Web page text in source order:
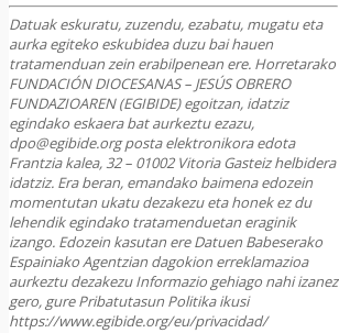
Datuak eskuratu, zuzendu, ezabatu, mugatu eta
aurka egiteko eskubidea duzu bai hauen
tratamenduan zein erabilpenean ere. Horretarako
FUNDACIÓN DIOCESANAS – JESÚS OBRERO
FUNDAZIOAREN (EGIBIDE) egoitzan, idatziz
egindako eskaera bat aurkeztu ezazu,
dpo@egibide.org posta elektronikora edota
Frantzia kalea, 32 – 01002 Vitoria Gasteiz helbidera
idatziz. Era beran, emandako baimena edozein
momentutan ukatu dezakezu eta honek ez du
lehendik egindako tratamenduetan eraginik
izango. Edozein kasutan ere Datuen Babeserako
Espainiako Agentzian dagokion erreklamazioa
aurkeztu dezakezu Informazio gehiago nahi izanez
gero, gure Pribatutasun Politika ikusi
https://www.egibide.org/eu/privacidad/